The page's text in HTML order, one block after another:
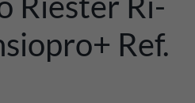
Ref.